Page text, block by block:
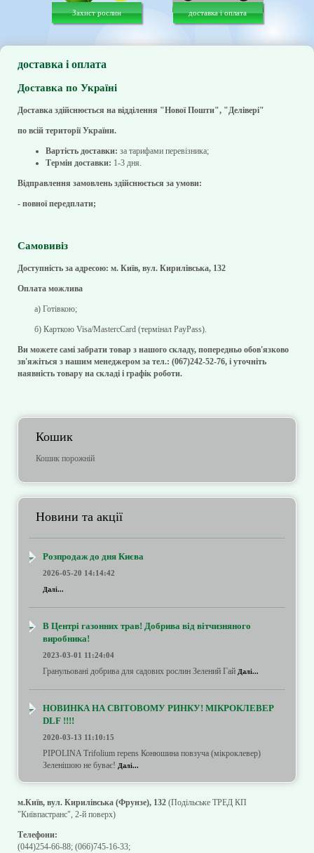
Захист рослин доставка і оплата
доставка і оплата
Доставка по Україні
Доставка здійснюється на відділення "Нової Пошти", "Делівері"
по всій території України.
Вартість доставки: за тарифами перевізника;
Термін доставки: 1-3 дня.
Відправлення замовлень здійснюється за умови:
- повної передплати;
Самовивіз
Доступність за адресою: м. Київ, вул. Кирилівська, 132
Оплата можлива
а) Готівкою;
б) Карткою Visa/MastercCard (термінал PayPass).
Ви можете самі забрати товар з нашого складу, попередньо обов'язково
зв'яжіться з нашим менеджером за тел.: (067)242-52-76, і уточніть
наявність товару на складі і графік роботи.
Кошик
Кошик порожній
Новини та акції
Розпродаж до дня Києва
2026-05-20 14:14:42
Далі...
В Центрі газонних трав! Добрива від вітчизняного
виробника!
2023-03-01 11:24:04
Гранульовані добрива для садових рослин Зелений Гай Далі...
НОВИНКА НА СВІТОВОМУ РИНКУ! МІКРОКЛЕВЕР
DLF !!!!
2020-03-13 11:10:15
PIPOLINA Trifolium repens Конюшина повзуча (мікроклевер)
Зеленішою не буває! Далі...
м.Київ, вул. Кирилівська (Фрунзе), 132 (Подільське ТРЕД КП
"Київпастранс", 2-й поверх)
Телефони:
(044)254-66-88; (066)745-16-33;